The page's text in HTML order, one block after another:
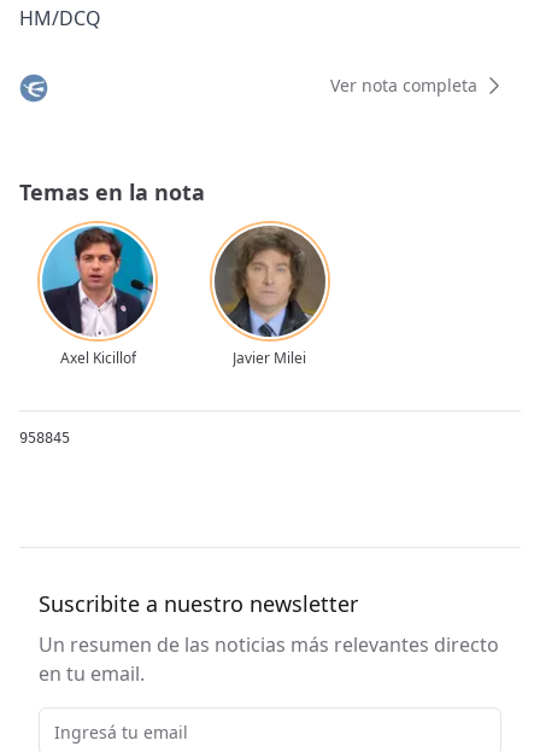
HM/DCQ
Ver nota completa
Temas en la nota
Axel Kicillof Javier Milei
958845
Suscribite a nuestro newsletter
Un resumen de las noticias más relevantes directo
en tu email.
Email